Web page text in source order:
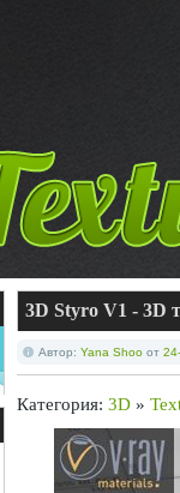
3D Styro V1 - 3D
Автор: Yana Shoo от
Категория: 3D »